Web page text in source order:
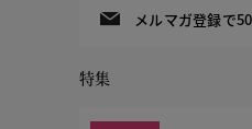
メルマガ登録で
特集